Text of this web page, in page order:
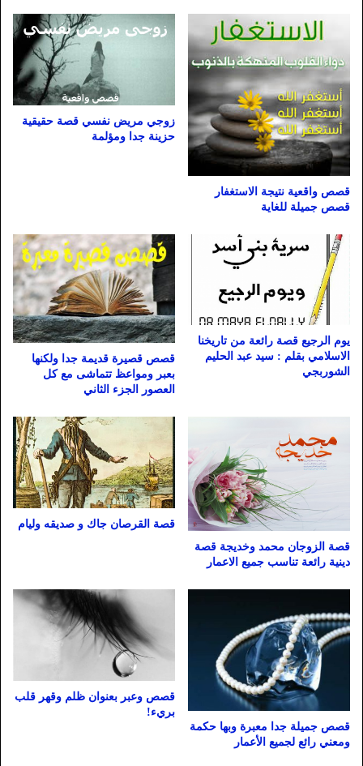
قصص واقعية نتيجة الاستغفار
قصص جميلة للغاية
زوجي مريض نفسي قصة حقيقية
حزينة جدا ومؤلمة
يوم الرجيع قصة رائعة من تاريخنا
الاسلامي بقلم : سيد عبد الحليم
الشوربجي
قصص قصيرة قديمة جدا ولكنها
بعبر ومواعظ تتماشى مع كل
العصور الجزء الثاني
قصة الزوجان محمد وخديجة قصة
دينية رائعة تناسب جميع الاعمار
قصة القرصان جاك و صديقه وليام
قصص جميلة جدا معبرة وبها حكمة
ومعني رائع لجميع الأعمار
قصص وعبر بعنوان ظلم وقهر قلب
بريء!